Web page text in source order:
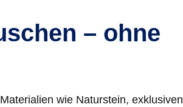
– ohne
wie Naturstein, exklusiven